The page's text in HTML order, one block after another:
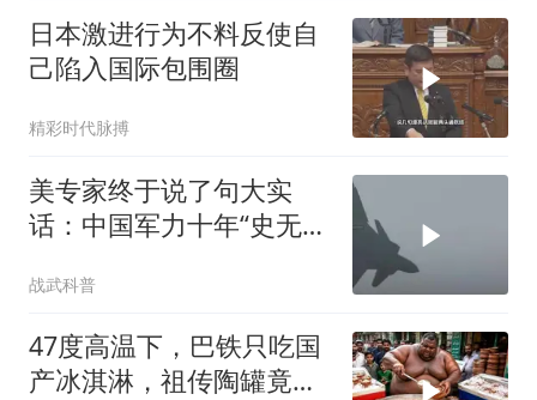
日本激进行为不料反使自
己陷入国际包围圈
精彩时代脉搏
美专家终于说了句大实
话：中国军力十年“史无前
住了
战武科普
47度高温下，巴铁只吃国
产冰淇淋，祖传陶罐竟还